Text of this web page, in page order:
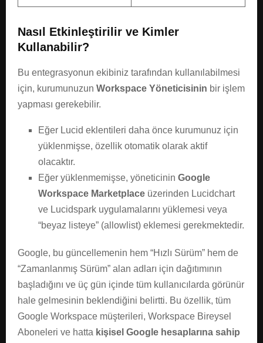
Nasıl Etkinleştirilir ve Kimler
Kullanabilir?
Bu entegrasyonun ekibiniz tarafından kullanılabilmesi
için, kurumunuzun Workspace Yöneticisinin bir işlem
yapması gerekebilir.
Eğer Lucid eklentileri daha önce kurumunuz için
yüklenmişse, özellik otomatik olarak aktif
olacaktır.
Eğer yüklenmemişse, yöneticinin Google
Workspace Marketplace üzerinden Lucidchart
ve Lucidspark uygulamalarını yüklemesi veya
“beyaz listeye” (allowlist) eklemesi gerekmektedir.
Google, bu güncellemenin hem “Hızlı Sürüm” hem de
“Zamanlanmış Sürüm” alan adları için dağıtımının
başladığını ve üç gün içinde tüm kullanıcılarda görünür
hale gelmesinin beklendiğini belirtti. Bu özellik, tüm
Google Workspace müşterileri, Workspace Bireysel
Aboneleri ve hatta kişisel Google hesaplarına sahip